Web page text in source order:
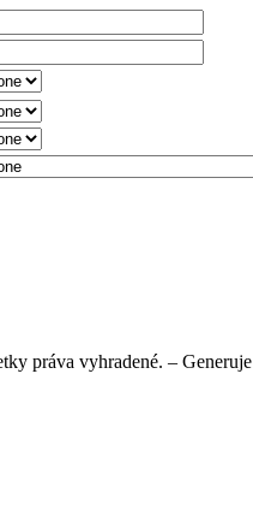
práva vyhradené. – Generuje